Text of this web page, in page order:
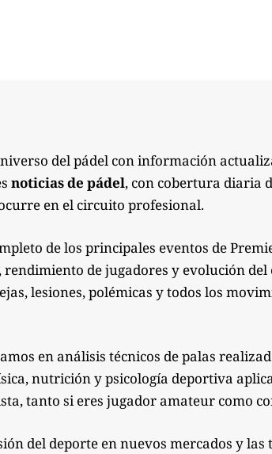
del pádel con información
noticias de pádel, con cobertura diaria
en el circuito profesional.
de los principales eventos de
rendimiento de jugadores y evolución del
lesiones, polémicas y todos los
en análisis técnicos de palas
nutrición y psicología deportiva
tanto si eres jugador amateur como
del deporte en nuevos mercados y las